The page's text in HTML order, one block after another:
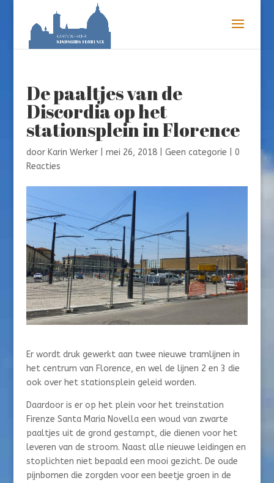
De paaltjes van de
Discordia op het
stationsplein in Florence
door Karin Werker| mei 26, 2018| Geen categorie
0
Reacties
Er wordt druk gewerkt aan twee nieuwe tramlijnen in
het centrum van Florence, en wel de lijnen 2 en 3 die
ook over het stationsplein geleid worden.
Daardoor is er op het plein voor het treinstation
Firenze Santa Maria Novella een woud van zwarte
paaltjes uit de grond gestampt, die dienen voor het
leveren van de stroom. Naast alle nieuwe leidingen en
stoplichten niet bepaald een mooi gezicht. De oude
pijnbomen die zorgden voor een beetje groen in de